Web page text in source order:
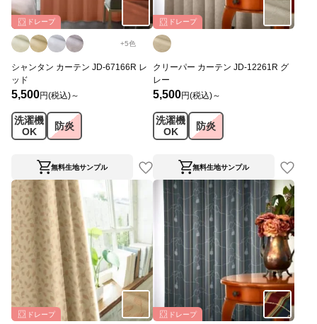
ドレープ
+5色
シャンタン カーテン JD-67166R レ
ッド
5,500円(税込)～
洗濯機
OK
防炎
無料生地サンプル
ドレープ
クリーパー カーテン JD-12261R グ
レー
5,500円(税込)～
洗濯機
OK
防炎
無料生地サンプル
ドレープ ドレープ